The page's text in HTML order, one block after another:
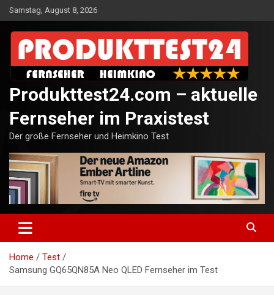
Skip
to
content
Samstag, August 8, 2026
Produkttest24.com – aktuelle
Fernseher im Praxistest
Der große Fernseher und Heimkino Test
Home
Test
Samsung GQ65QN85A Neo QLED Fernseher im Test